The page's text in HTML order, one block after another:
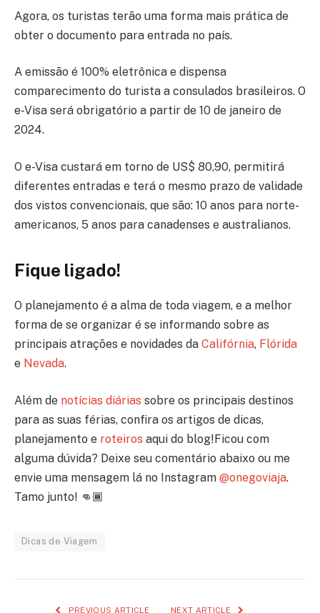
Agora, os turistas terão uma forma mais prática de
obter o documento para entrada no país.
A emissão é 100% eletrônica e dispensa
comparecimento do turista a consulados brasileiros. O
e-Visa será obrigatório a partir de 10 de janeiro de
2024.
O e-Visa custará em torno de US$ 80,90, permitirá
diferentes entradas e terá o mesmo prazo de validade
dos vistos convencionais, que são: 10 anos para norte-
americanos, 5 anos para canadenses e australianos.
Fique ligado!
O planejamento é a alma de toda viagem, e a melhor
forma de se organizar é se informando sobre as
principais atrações e novidades da Califórnia, Flórida
e Nevada.
Além de notícias diárias sobre os principais destinos
para as suas férias, confira os artigos de dicas,
planejamento e roteiros aqui do blog!Ficou com
alguma dúvida? Deixe seu comentário abaixo ou me
envie uma mensagem lá no Instagram @onegoviaja.
Tamo junto! 👊🏾
Dicas de Viagem
PREVIOUS ARTICLE NEXT ARTICLE